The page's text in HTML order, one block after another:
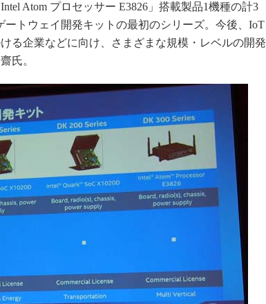
制御セキュリティ
新型コロナへの対応
Atom プロセッサー E3826」搭載製品1機種の計3
トウェイ開発キットの最初のシリーズ。今後、IoT
る企業などに向け、さまざまな規模・レベルの開発
氏。